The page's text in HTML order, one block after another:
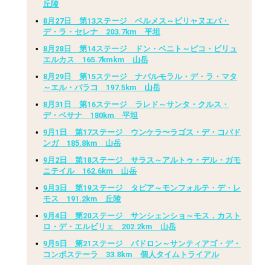
丘陵
8月27日 第13ステージ ベルメス～ビリャヌエバ・
デ・ラ・セレナ 203.7km 平坦
8月28日 第14ステージ ドン・ベニト～ピコ・ビリュ
エルカス 165.7kmkm 山岳
8月29日 第15ステージ ナバルモラル・デ・ラ・マタ
～エル・バラコ 197.5km 山岳
8月31日 第16ステージ ラレド～サンタ・クルス・
デ・ベサナ 180km 平坦
9月1日 第17ステージ ウンケラ〜ラゴス・デ・コバド
ンガ 185.8km 山岳
9月2日 第18ステージ サラス～アルトゥ・デル・ガモ
ニテイル 162.6km 山岳
9月3日 第19ステージ タピア～モンフォルテ・デ・レ
モス 191.2km 丘陵
9月4日 第20ステージ サンシェンショ～モス．カスト
ロ・デ・エルビリェ 202.2km 山岳
9月5日 第21ステージ パドロン～サンティアゴ・デ・
コンポステーラ 33.8km 個人タイムトライアル